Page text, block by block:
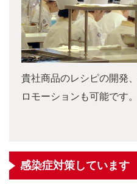
貴社商品のレシピの開発
ロモーションも可能です。
感染症対策しています